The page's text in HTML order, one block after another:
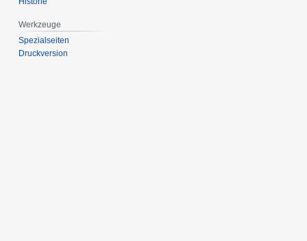
Werkzeuge
Spezialseiten
Druckversion